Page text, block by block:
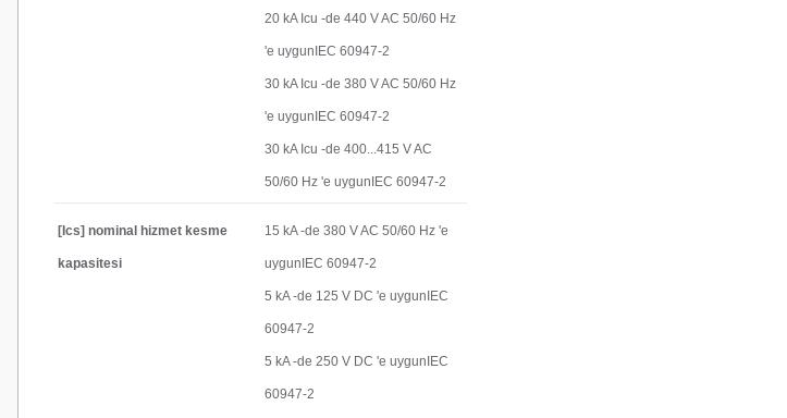
20 kA Icu -de 440 V AC 50/60 Hz
'e uygunIEC 60947-2
30 kA Icu -de 380 V AC 50/60 Hz
'e uygunIEC 60947-2
30 kA Icu -de 400...415 V AC
50/60 Hz 'e uygunIEC 60947-2
[Ics] nominal hizmet kesme
kapasitesi
15 kA -de 380 V AC 50/60 Hz 'e
uygunIEC 60947-2
5 kA -de 125 V DC 'e uygunIEC
60947-2
5 kA -de 250 V DC 'e uygunIEC
60947-2